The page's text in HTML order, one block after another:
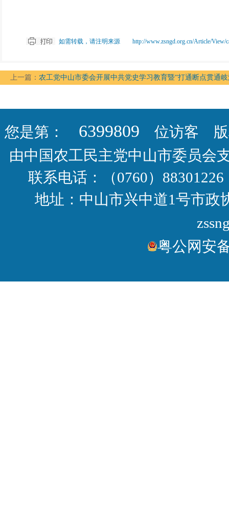
如需转载，请注明来源 http://www.zsngd.org.cn/Article/View/
上一篇： 农工党中山市委会开展中共党史学习教育暨“打通断点贯通
您是第： 6399809 位访客 版
由中国农工民主党中山市委员
联系电话：（0760）
地址：中山市兴中道1号市政
粤公网安